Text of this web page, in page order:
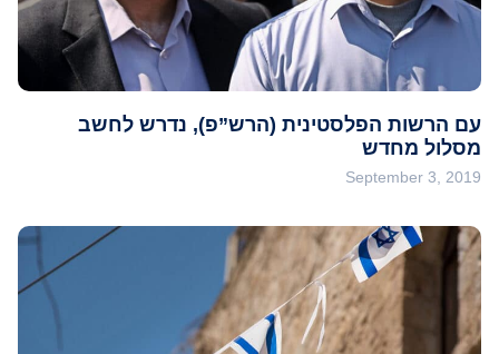
עם הרשות הפלסטינית (הרש”פ), נדרש לחשב
מסלול מחדש
September 3, 2019